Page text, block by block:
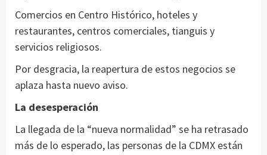
Comercios en Centro Histórico, hoteles y
restaurantes, centros comerciales, tianguis y
servicios religiosos.
Por desgracia, la reapertura de estos negocios se
aplaza hasta nuevo aviso.
La desesperación
La llegada de la “nueva normalidad” se ha retrasado
más de lo esperado, las personas de la CDMX están